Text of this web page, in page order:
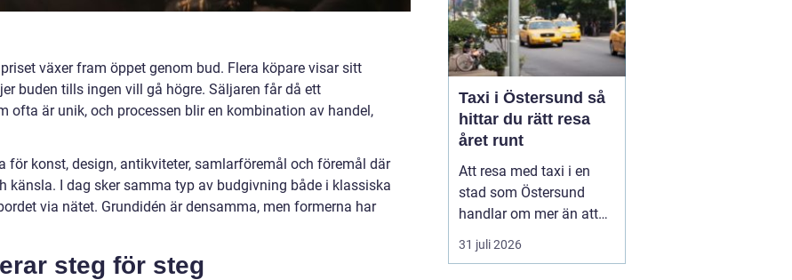
växer fram öppet genom bud. Flera köpare visar sitt
buden tills ingen vill gå högre. Säljaren får då ett
ofta är unik, och processen blir en kombination av handel,
för konst, design, antikviteter, samlarföremål och föremål där
känsla. I dag sker samma typ av budgivning både i klassiska
via nätet. Grundidén är densamma, men formerna har
steg för steg
Taxi i Östersund så
hittar du rätt resa
året runt
Att resa med taxi i en
stad som Östersund
handlar om mer än att
bara ta sig från punkt A
till punkt B. För många
31 juli 2026